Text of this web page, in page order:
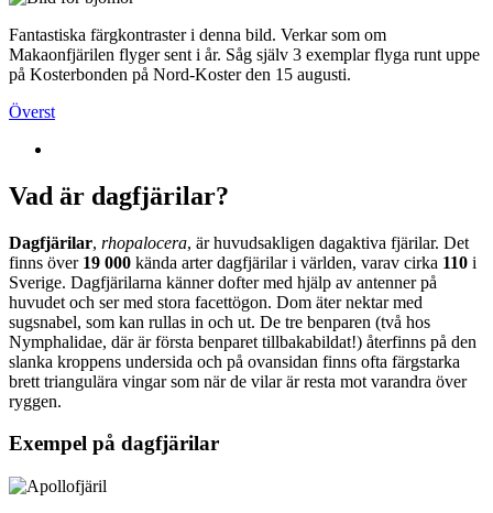
Fantastiska färgkontraster i denna bild. Verkar som om
Makaonfjärilen flyger sent i år. Såg själv 3 exemplar flyga runt uppe
på Kosterbonden på Nord-Koster den 15 augusti.
Överst
Vad är dagfjärilar?
Dagfjärilar, rhopalocera, är huvudsakligen dagaktiva fjärilar. Det
finns över 19 000 kända arter dagfjärilar i världen, varav cirka 110 i
Sverige. Dagfjärilarna känner dofter med hjälp av antenner på
huvudet och ser med stora facettögon. Dom äter nektar med
sugsnabel, som kan rullas in och ut. De tre benparen (två hos
Nymphalidae, där är första benparet tillbakabildat!) återfinns på den
slanka kroppens undersida och på ovansidan finns ofta färgstarka
brett triangulära vingar som när de vilar är resta mot varandra över
ryggen.
Exempel på dagfjärilar